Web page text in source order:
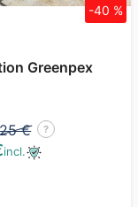
Greenpex
25 € ?
-40 %
incl.